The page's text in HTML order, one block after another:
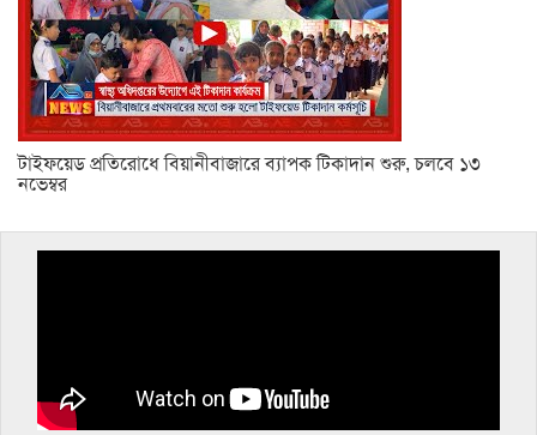
টাইফয়েড প্রতিরোধে বিয়ানীবাজারে ব্যাপক টিকাদান শুরু, চলবে ১৩
নভেম্বর